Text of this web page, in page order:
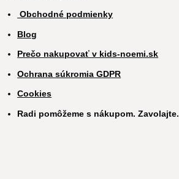
Obchodné podmienky
Blog
Prečo nakupovať v kids-noemi.sk
Ochrana súkromia GDPR
Cookies
Radi pomôžeme s nákupom. Zavolajte.